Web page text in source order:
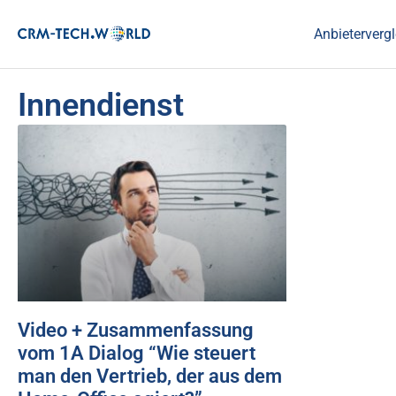
Innendienst
Video + Zusammenfassung
vom 1A Dialog “Wie steuert
man den Vertrieb, der aus dem